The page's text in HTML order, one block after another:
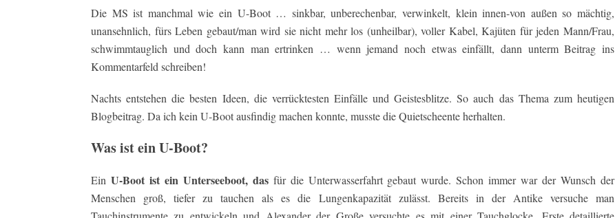
Die MS ist manchmal wie ein U-Boot … sinkbar, unberechenbar, verwinkelt, klein innen-von außen so mächtig,
unansehnlich, fürs Leben gebaut/man wird sie nicht mehr los (unheilbar), voller Kabel, Kajüten für jeden Mann/Frau,
schwimmtauglich und doch kann man ertrinken … wenn jemand noch etwas einfällt, dann unterm Beitrag ins
Kommentarfeld schreiben!
Nachts entstehen die besten Ideen, die verrücktesten Einfälle und Geistesblitze. So auch das Thema zum heutigen
Blogbeitrag. Da ich kein U-Boot ausfindig machen konnte, musste die Quietscheente herhalten.
Was ist ein U-Boot?
Ein U-Boot ist ein Unterseeboot, dasfür die Unterwasserfahrt gebaut wurde. Schon immer war der Wunsch der
Menschen groß, tiefer zu tauchen als es die Lungenkapazität zulässt. Bereits in der Antike versuche man